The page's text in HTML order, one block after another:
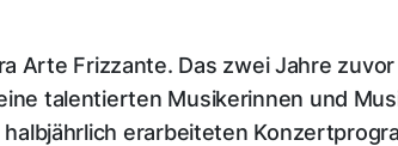
Arte Frizzante. Das zwei Jahre
talentierten Musikerinnen und
erarbeiteten